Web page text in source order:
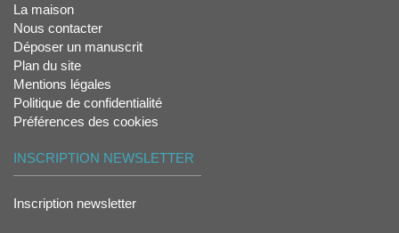
La maison
Nous contacter
Déposer un manuscrit
Plan du site
Mentions légales
Politique de confidentialité
Préférences des cookies
INSCRIPTION NEWSLETTER
Inscription newsletter